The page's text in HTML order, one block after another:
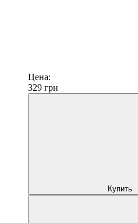
Цена:
329 грн
Купить